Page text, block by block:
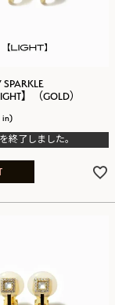
SPARKLE
】（GOLD）
終了しました。